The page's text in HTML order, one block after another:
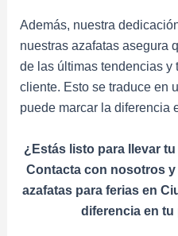
Además, nuestra
nuestras azafatas asegura
de las últimas tendencias y
cliente. Esto se traduce en
puede marcar la diferencia
¿Estás listo para llevar
Contacta con nosotros
azafatas para ferias en
diferencia en